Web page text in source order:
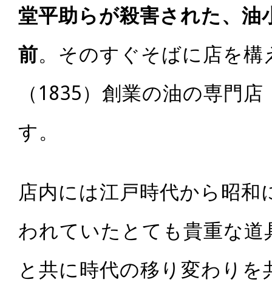
堂平助らが殺害された、油
前。そのすぐそばに店を
（1835）創業の油の専門店
す。
店内には江戸時代から昭和
われていたとても貴重な
と共に時代の移り変わり